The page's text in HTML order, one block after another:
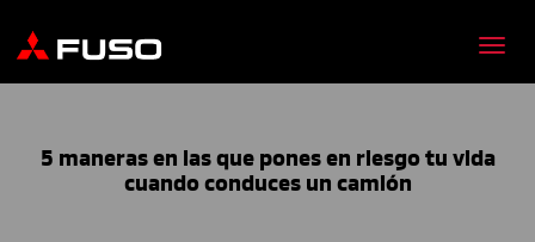
5 maneras en las que pones en riesgo tu vida
cuando conduces un camión